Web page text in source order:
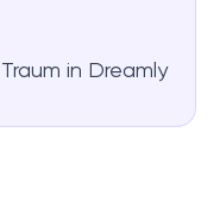
in Dreamly